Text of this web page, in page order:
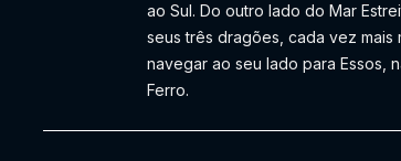
ao Sul. Do outro lado do Mar
seus três dragões, cada vez mais
navegar ao seu lado para Essos,
Ferro.